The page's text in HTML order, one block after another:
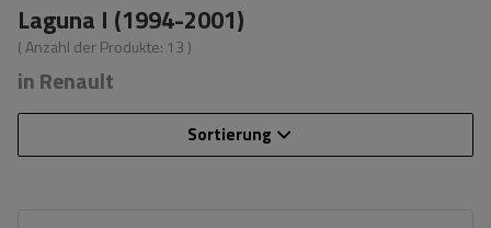
Laguna I (1994-2001)
( Anzahl der Produkte: 13 )
in Renault
Sortierung